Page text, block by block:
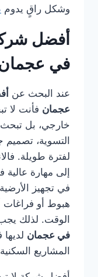
وشكل راقٍ يدوم
أفضل
في
عند البحث عن
عجمان فأنت لا
خارجي، بل
التسوية،
لفترة طويلة.
إلى مهارة
في تجهيز
هبوط أو فراغات
الوقت. لذلك يجب
في عجمان
المشاريع